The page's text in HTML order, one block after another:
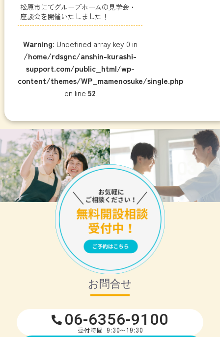
松原市にてグループホームの見学会・
座談会を開催いたしました！
Warning: Undefined array key 0 in
/home/rdsgnc/anshin-kurashi-
support.com/public_html/wp-
content/themes/WP_mamenosuke/single.php
on line52
お問合せ
06-6356-9100
受付時間 9:30～19:30